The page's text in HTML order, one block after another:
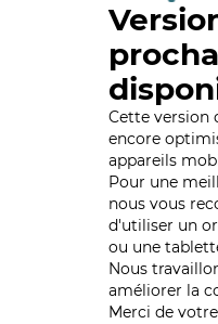
Cette version
encore
appareils
Pour une
nous vous
d'utiliser un
ou une
Nous
améliorer la
Merci de